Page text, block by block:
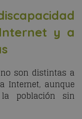
y a
son distintas a
Internet, aunque
población sin